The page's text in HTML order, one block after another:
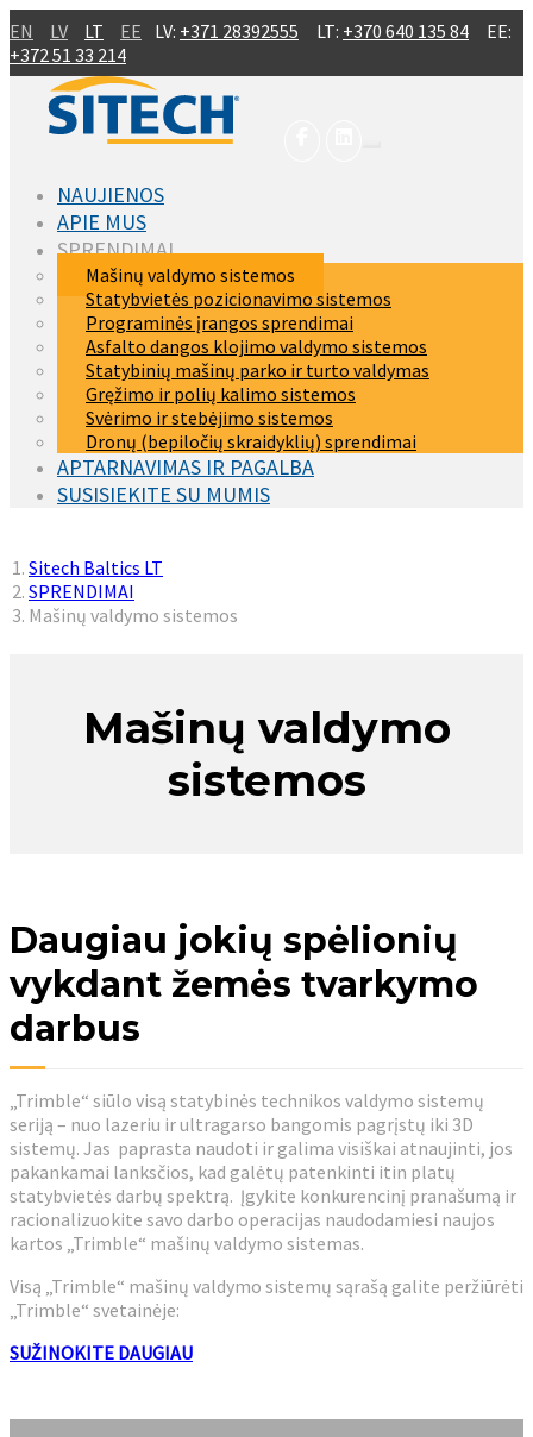
Skip to main content
EN LV LT EE LV: +371 28392555 LT: +370 640 135 84
EE:
+372 51 33 214
NAUJIENOS
APIE MUS
SPRENDIMAI
Mašinų valdymo sistemos
Statybvietės pozicionavimo sistemos
Programinės įrangos sprendimai
Asfalto dangos klojimo valdymo sistemos
Statybinių mašinų parko ir turto valdymas
Gręžimo ir polių kalimo sistemos
Svėrimo ir stebėjimo sistemos
Dronų (bepiločių skraidyklių) sprendimai
APTARNAVIMAS IR PAGALBA
SUSISIEKITE SU MUMIS
You are here:
Sitech Baltics LT
SPRENDIMAI
Mašinų valdymo sistemos
Mašinų valdymo
sistemos
Daugiau jokių spėlionių
vykdant žemės tvarkymo
darbus
„Trimble“ siūlo visą statybinės technikos valdymo sistemų
seriją – nuo lazeriu ir ultragarso bangomis pagrįstų iki 3D
sistemų. Jas paprasta naudoti ir galima visiškai atnaujinti, jos
pakankamai lanksčios, kad galėtų patenkinti itin platų
statybvietės darbų spektrą. Įgykite konkurencinį pranašumą ir
racionalizuokite savo darbo operacijas naudodamiesi naujos
kartos „Trimble“ mašinų valdymo sistemas.
Visą „Trimble“ mašinų valdymo sistemų sąrašą galite peržiūrėti
„Trimble“ svetainėje:
SUŽINOKITE DAUGIAU